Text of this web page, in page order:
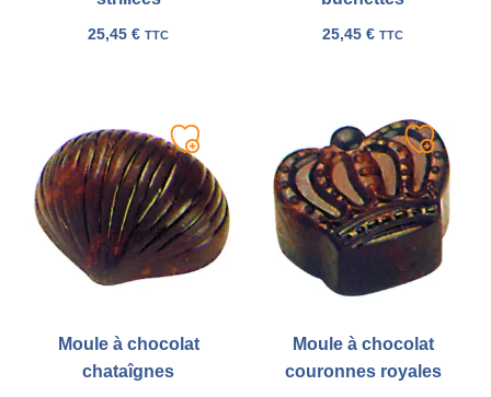
25,45 € TTC 25,45 € TTC
Moule à chocolat
chataîgnes
Ajouter
à
ma
liste
Moule à chocolat
couronnes royales
Ajouter
à
ma
liste